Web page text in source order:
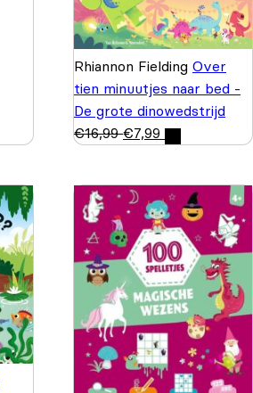
Rhiannon Fielding Over
tien minuutjes naar bed -
De grote dinowedstrijd
€16,99 €7,99